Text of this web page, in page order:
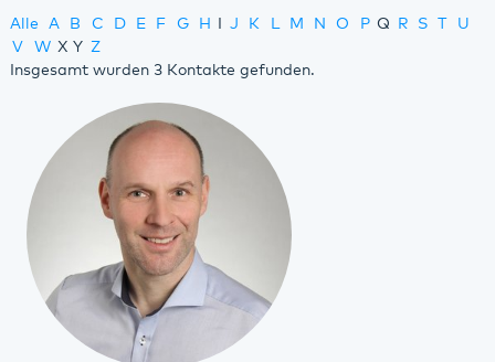
Alle A B C D E F G H J K L M N O P Q R S
U
V
W X Y Z
Insgesamt wurden 3 Kontakte gefunden.